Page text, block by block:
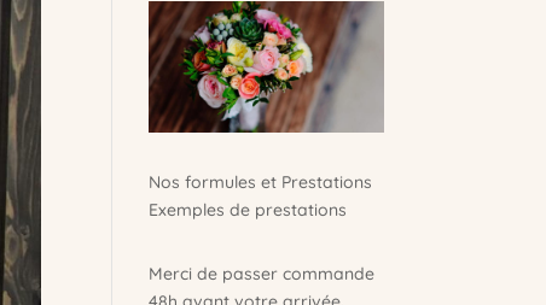
Nos formules et Prestations
Exemples de prestations
Merci de passer commande